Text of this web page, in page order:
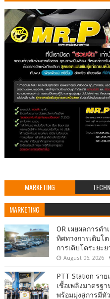
MARKETING
MARKETING
OR เผยผลการด
ทิศทางการเติบโ
การเติบโตระยะย
August 06, 2026
PTT Station รา
เชื้อเพลิงมาตรฐ
พร้อมมุ่งสู่การมีหั